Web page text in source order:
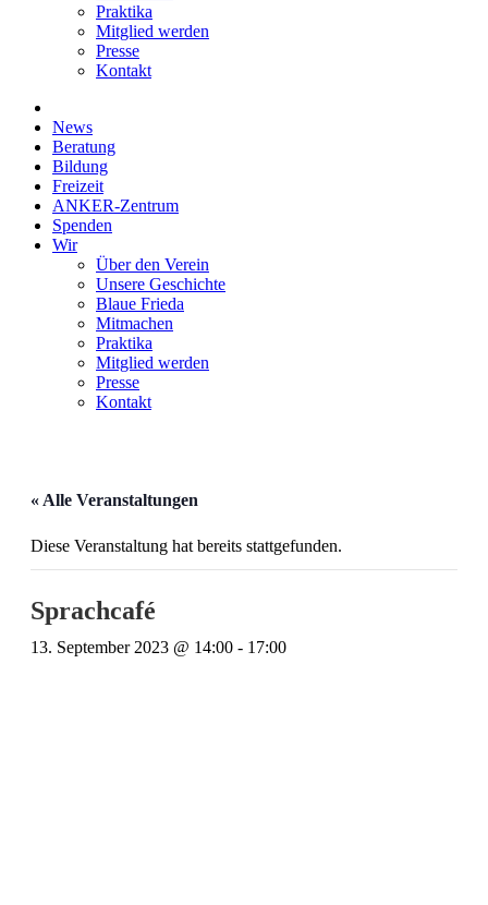
Praktika
Mitglied werden
Presse
Kontakt
News
Beratung
Bildung
Freizeit
ANKER-Zentrum
Spenden
Wir
Über den Verein
Unsere Geschichte
Blaue Frieda
Mitmachen
Praktika
Mitglied werden
Presse
Kontakt
« Alle Veranstaltungen
Diese Veranstaltung hat bereits stattgefunden.
Sprachcafé
13. September 2023 @ 14:00 - 17:00